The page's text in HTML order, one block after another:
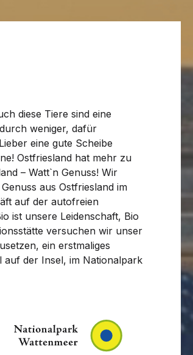
diese Tiere sind eine
weniger, dafür
eine gute Scheibe
Ostfriesland hat mehr zu
– Watt`n Genuss! Wir
aus Ostfriesland im
auf der autofreien
ist unsere Leidenschaft, Bio
versuchen wir unser
ein erstmaliges
auf der Insel, im Nationalpark